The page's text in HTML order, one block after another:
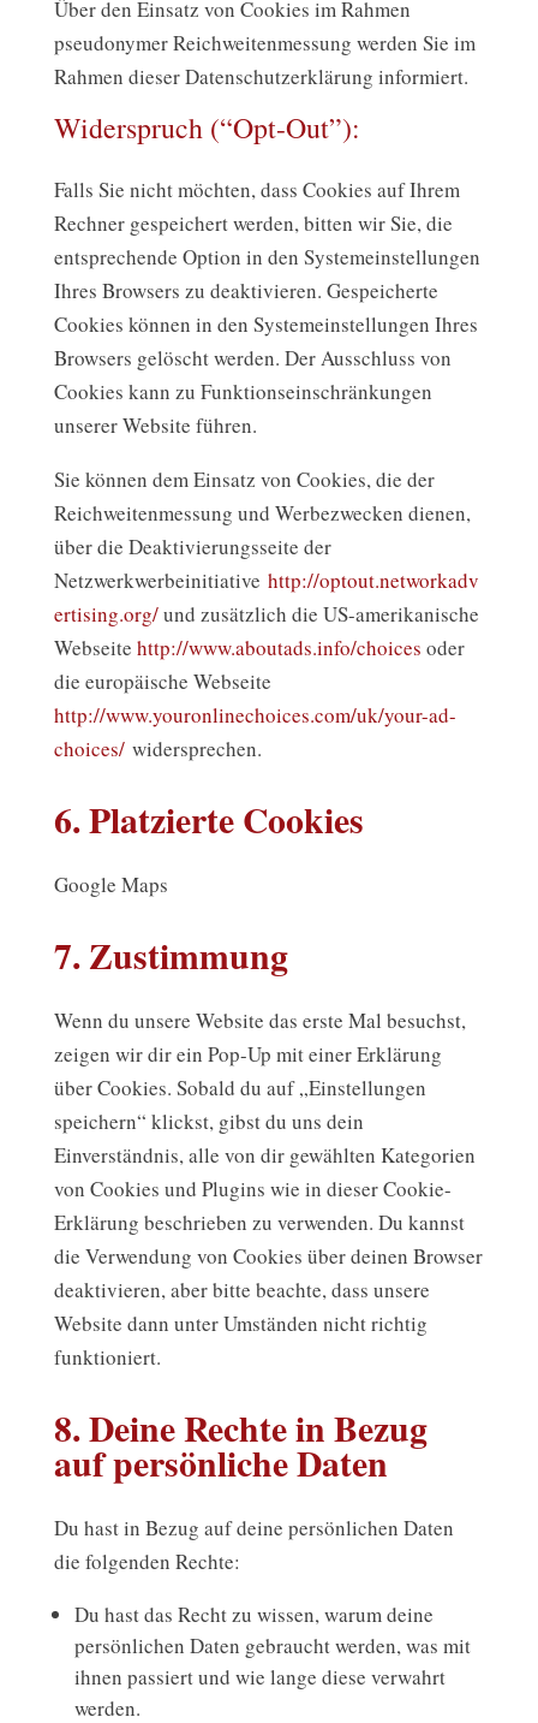
Über den Einsatz von Cookies im Rahmen
pseudonymer Reichweitenmessung werden Sie im
Rahmen dieser Datenschutzerklärung informiert.
Widerspruch (“Opt-Out”):
Falls Sie nicht möchten, dass Cookies auf Ihrem
Rechner gespeichert werden, bitten wir Sie, die
entsprechende Option in den Systemeinstellungen
Ihres Browsers zu deaktivieren. Gespeicherte
Cookies können in den Systemeinstellungen Ihres
Browsers gelöscht werden. Der Ausschluss von
Cookies kann zu Funktionseinschränkungen
unserer Website führen.
Sie können dem Einsatz von Cookies, die der
Reichweitenmessung und Werbezwecken dienen,
über die Deaktivierungsseite der
Netzwerkwerbeinitiative http://optout.networkadv
ertising.org/und zusätzlich die US-amerikanische
Webseite http://www.aboutads.info/choices oder
die europäische Webseite
http://www.youronlinechoices.com/uk/your-ad-
choices/widersprechen.
6. Platzierte Cookies
Google Maps
7. Zustimmung
Wenn du unsere Website das erste Mal besuchst,
zeigen wir dir ein Pop-Up mit einer Erklärung
über Cookies. Sobald du auf „Einstellungen
speichern“ klickst, gibst du uns dein
Einverständnis, alle von dir gewählten Kategorien
von Cookies und Plugins wie in dieser Cookie-
Erklärung beschrieben zu verwenden. Du kannst
die Verwendung von Cookies über deinen Browser
deaktivieren, aber bitte beachte, dass unsere
Website dann unter Umständen nicht richtig
funktioniert.
8. Deine Rechte in Bezug
auf persönliche Daten
Du hast in Bezug auf deine persönlichen Daten
die folgenden Rechte:
Du hast das Recht zu wissen, warum deine
persönlichen Daten gebraucht werden, was mit
ihnen passiert und wie lange diese verwahrt
werden.